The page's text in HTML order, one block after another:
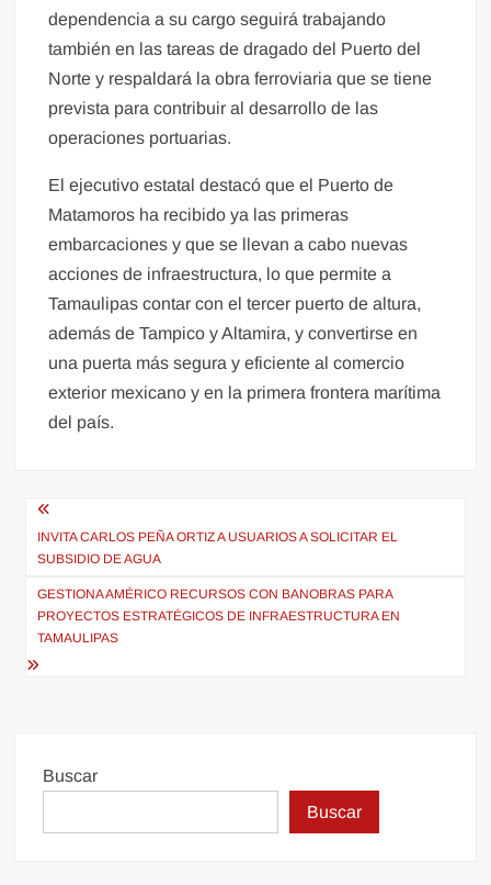
dependencia a su cargo seguirá trabajando
también en las tareas de dragado del Puerto del
Norte y respaldará la obra ferroviaria que se tiene
prevista para contribuir al desarrollo de las
operaciones portuarias.
El ejecutivo estatal destacó que el Puerto de
Matamoros ha recibido ya las primeras
embarcaciones y que se llevan a cabo nuevas
acciones de infraestructura, lo que permite a
Tamaulipas contar con el tercer puerto de altura,
además de Tampico y Altamira, y convertirse en
una puerta más segura y eficiente al comercio
exterior mexicano y en la primera frontera marítima
del país.
Navegación
de
entradas
INVITA CARLOS PEÑA ORTIZ A USUARIOS A SOLICITAR EL
SUBSIDIO DE AGUA
GESTIONA AMÉRICO RECURSOS CON BANOBRAS PARA
PROYECTOS ESTRATÉGICOS DE INFRAESTRUCTURA EN
TAMAULIPAS
Buscar
Buscar